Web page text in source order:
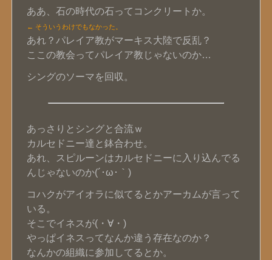
ああ、石の時代の石ってコンクリートか。
← そういうわけでもなかった。
あれ？パレイア教がマーキス大陸で反乱？
ここの教会ってパレイア教じゃないのか…
シングのソーマを回収。
あっさりとシングと合流ｗ
カルセドニー達と鉢合わせ。
あれ、スピルーンはカルセドニーに入り込んでる
んじゃないのか(´･ω･｀)
コハクがアイオラに似てるとかアーカムが言って
いる。
そこでイネスが(・∀・)
やっぱイネスってなんか違う存在なのか？
なんかの組織に参加してるとか。